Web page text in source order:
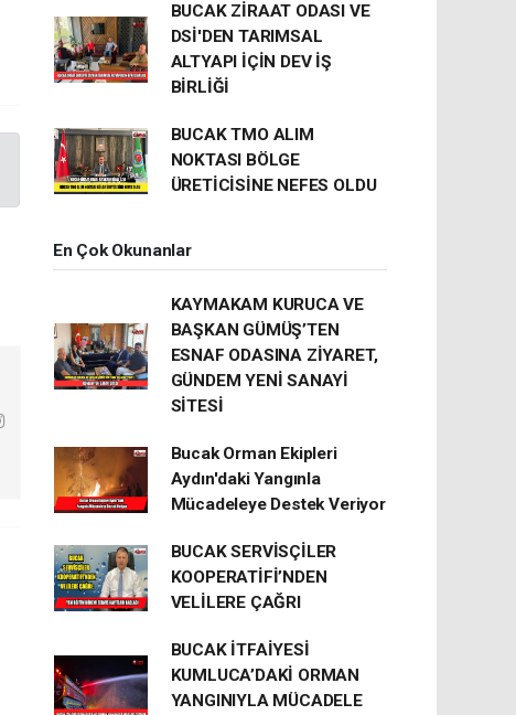
BUCAK ZİRAAT ODASI VE
DSİ'DEN TARIMSAL
ALTYAPI İÇİN DEV İŞ
BİRLİĞİ
BUCAK TMO ALIM
NOKTASI BÖLGE
ÜRETİCİSİNE NEFES OLDU
En Çok Okunanlar
KAYMAKAM KURUCA VE
BAŞKAN GÜMÜŞ’TEN
ESNAF ODASINA ZİYARET,
GÜNDEM YENİ SANAYİ
SİTESİ
Bucak Orman Ekipleri
Aydın'daki Yangınla
Mücadeleye Destek Veriyor
BUCAK SERVİSÇİLER
KOOPERATİFİ’NDEN
VELİLERE ÇAĞRI
BUCAK İTFAİYESİ
KUMLUCA’DAKİ ORMAN
YANGINIYLA MÜCADELE